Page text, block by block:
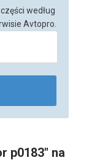
według
Avtopro.
p0183" na